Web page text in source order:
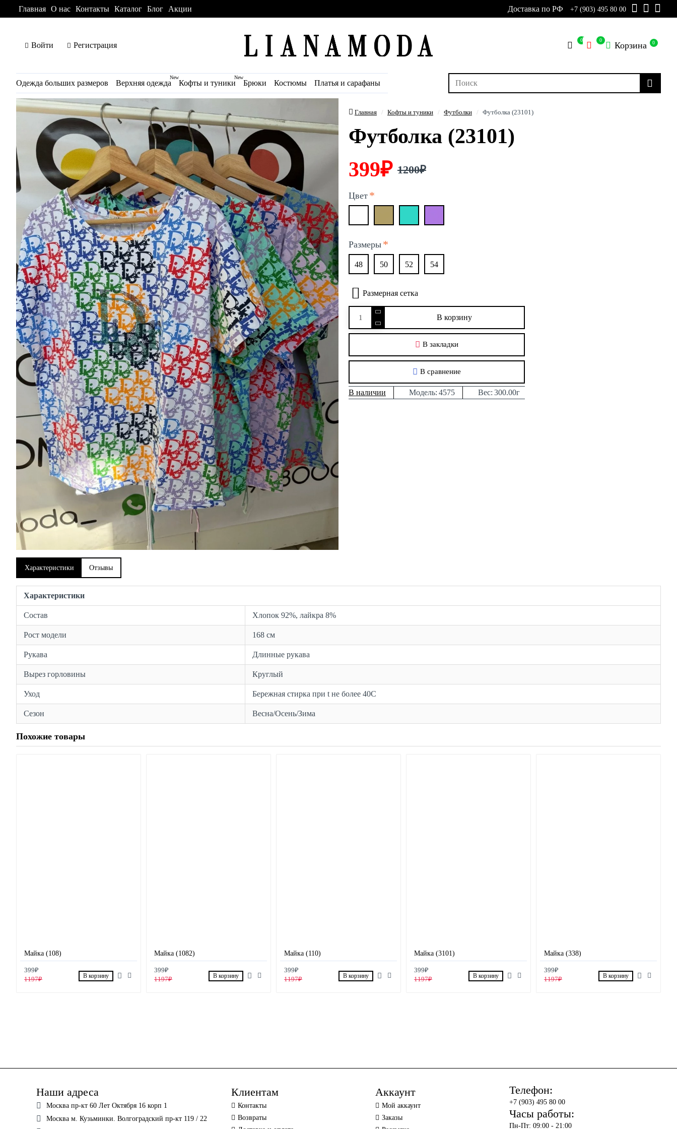
Главная О нас Контакты Каталог Блог Акции Доставка по РФ +7 (903) 495 80 00
Войти Регистрация
0 0 Корзина 0
Одежда больших размеров Верхняя одежда
New
Кофты и туники
New
Брюки Костюмы Платья и сарафаны
Главная Кофты и туники Футболки Футболка (23101)
Футболка (23101)
В наличии Модель: 4575 Вес: 300.00г
399₽ 1200₽
Цвет
Размеры
48 50 52 54
В корзину
В закладки
В сравнение
Размерная сетка
Характеристики Отзывы
Характеристики
Состав Хлопок 92%, лайкра 8%
Рост модели 168 см
Рукава Длинные рукава
Вырез горловины Круглый
Уход Бережная стирка при t не более 40С
Сезон Весна/Осень/Зима
Похожие товары
Майка (108)
399₽
1197₽
В корзину
Майка (1082)
399₽
1197₽
В корзину
Майка (110)
399₽
1197₽
В корзину
Майка (3101)
399₽
1197₽
В корзину
Майка (338)
399₽
1197₽
В корзину
Наши адреса
Москва пр-кт 60 Лет Октября 16 корп 1
Москва м. Кузьминки. Волгоградский пр-кт 119 / 22
Клиентам
Контакты
Возвраты
Аккаунт
Мой аккаунт
Заказы
Телефон:
+7 (903) 495 80 00
Часы работы:
Пн-Пт: 09:00 - 21:00